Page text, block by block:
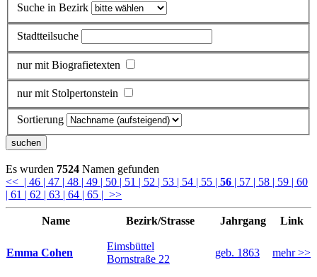
Suche in Bezirk
Stadtteilsuche
nur mit Biografietexten
nur mit Stolpertonstein
Sortierung
Es wurden 7524 Namen gefunden
<< | 46 | 47 | 48 | 49 | 50 | 51 | 52 | 53 | 54 | 55 | 56 | 57 | 58 | 59 | 60
| 61 | 62 | 63 | 64 | 65 | >>
Name Bezirk/Strasse Jahrgang Link
Emma Cohen
Eimsbüttel
Bornstraße 22
geb. 1863 mehr >>